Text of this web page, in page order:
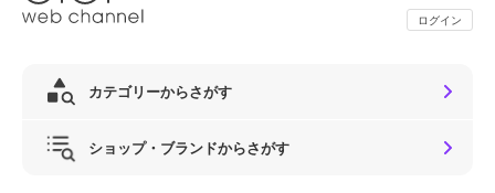
ログイン
カテゴリーからさがす
ショップ・ブランドからさがす